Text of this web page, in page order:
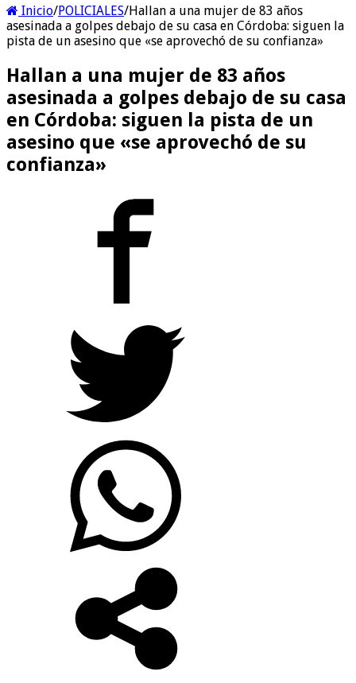
Inicio/POLICIALES/Hallan a una mujer de 83 años
asesinada a golpes debajo de su casa en Córdoba: siguen la
pista de un asesino que «se aprovechó de su confianza»
Hallan a una mujer de 83 años
asesinada a golpes debajo de su casa
en Córdoba: siguen la pista de un
asesino que «se aprovechó de su
confianza»